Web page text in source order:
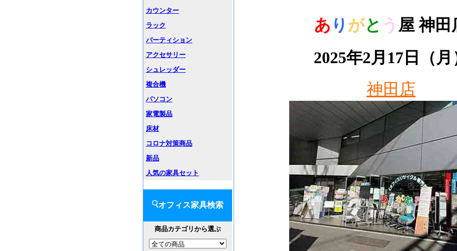
あ り がと う 屋神田
2025年2月17日（月
神田店
カウンター
ラック
パーティション
アクセサリー
シュレッダー
複合機
パソコン
家電製品
床材
コロナ対策商品
新品
人気の家具セット
オフィス家具検索
商品カテゴリから選ぶ